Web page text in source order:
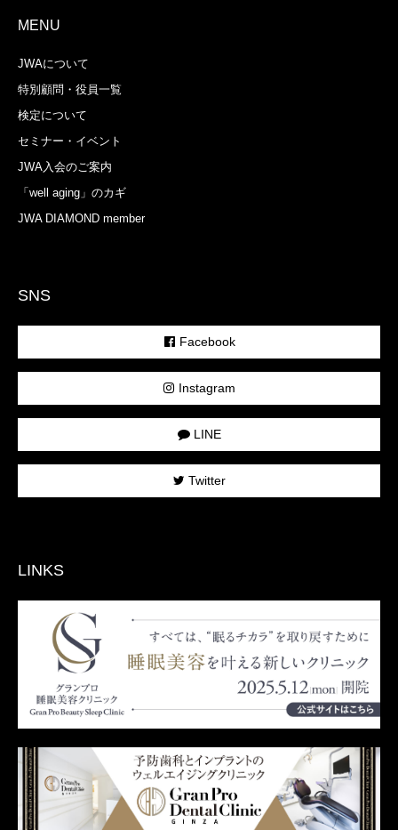
MENU
JWAについて
特別顧問・役員一覧
検定について
セミナー・イベント
JWA入会のご案内
「well aging」のカギ
JWA DIAMOND member
SNS
Facebook
Instagram
LINE
Twitter
LINKS